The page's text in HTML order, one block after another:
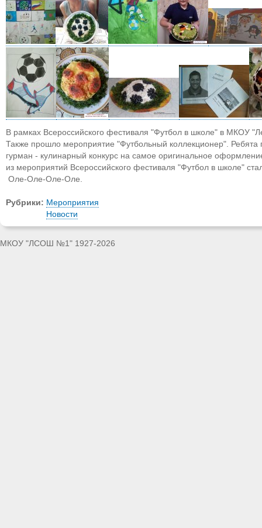
В рамках Всероссийского фестиваля "Футбол в школе" в МКОУ
Также прошло мероприятие "Футбольный коллекционер".
гурман - кулинарный конкурс на самое оригинальное
из мероприятий Всероссийского фестиваля "Футбол в
Оле-Оле-Оле-Оле.
Рубрики: Мероприятия
Новости
МКОУ "ЛСОШ №1" 1927-2026